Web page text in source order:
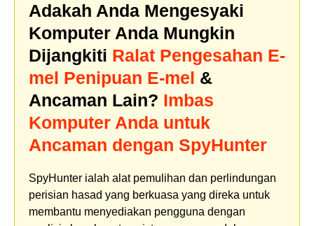
Adakah Anda Mengesyaki
Komputer Anda Mungkin
Dijangkiti Ralat Pengesahan E-
mel Penipuan E-mel &
Ancaman Lain? Imbas
Komputer Anda untuk
Ancaman dengan SpyHunter
SpyHunter ialah alat pemulihan dan perlindungan
perisian hasad yang berkuasa yang direka untuk
membantu menyediakan pengguna dengan